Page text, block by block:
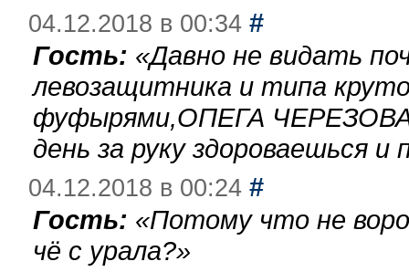
04.12.2018 в 00:34 #
Гость: «Давно не видать
левозащитника и типа
фуфырями,ОПЕГА
день за руку здороваешься
04.12.2018 в 00:24 #
Гость: «Потому что не
чё с урала?»